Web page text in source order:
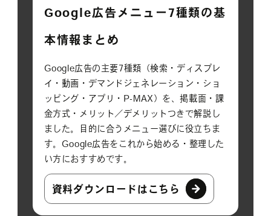
Google広告メニュー7種類の基
本情報まとめ
Google広告の主要7種類（検索・ディスプレ
イ・動画・デマンドジェネレーション・ショ
ッピング・アプリ・P-MAX）を、掲載面・課
金方式・メリット／デメリットつきで解説し
ました。目的に合うメニュー選びに役立ちま
す。Google広告をこれから始める・整理した
い方におすすめです。
資料ダウンロードはこちら